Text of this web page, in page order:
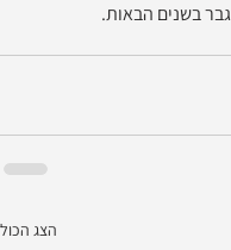
בשנים הבאות.
הצג הכול